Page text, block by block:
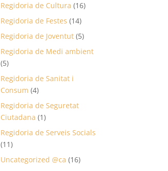
Regidoria de Cultura (16)
Regidoria de Festes (14)
Regidoria de Joventut (5)
Regidoria de Medi ambient
(5)
Regidoria de Sanitat i
Consum (4)
Regidoria de Seguretat
Ciutadana (1)
Regidoria de Serveis Socials
(11)
Uncategorized @ca (16)